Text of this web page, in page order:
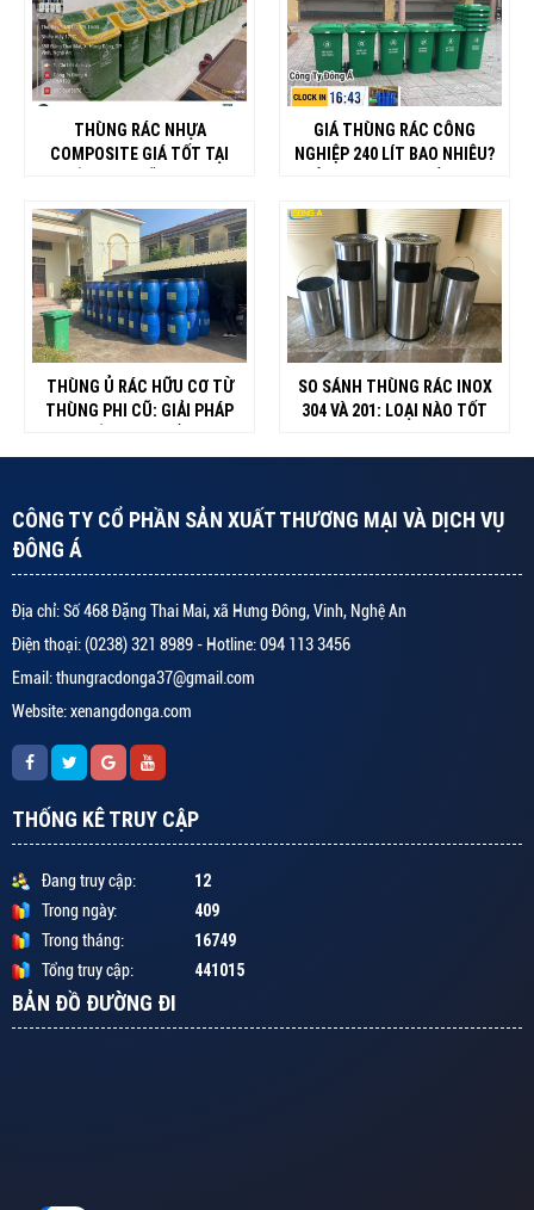
THÙNG RÁC NHỰA
COMPOSITE GIÁ TỐT TẠI
GIÁ THÙNG RÁC CÔNG
NGHIỆP 240 LÍT BAO NHIÊU?
THÙNG Ủ RÁC HỮU CƠ TỪ
THÙNG PHI CŨ: GIẢI PHÁP
NHÀ
SO SÁNH THÙNG RÁC INOX
304 VÀ 201: LOẠI NÀO TỐT
CÔNG TY CỔ PHẦN SẢN XUẤT THƯƠNG MẠI VÀ DỊCH VỤ
ĐÔNG Á
Địa chỉ: Số 468 Đặng Thai Mai, xã Hưng Đông, Vinh, Nghệ An
Điện thoại: (0238) 321 8989 - Hotline: 094 113 3456
Email: thungracdonga37@gmail.com
Website: xenangdonga.com
THỐNG KÊ TRUY CẬP
Đang truy cập: 12
Trong ngày: 409
Trong tháng: 16749
Tổng truy cập: 441015
BẢN ĐỒ ĐƯỜNG ĐI